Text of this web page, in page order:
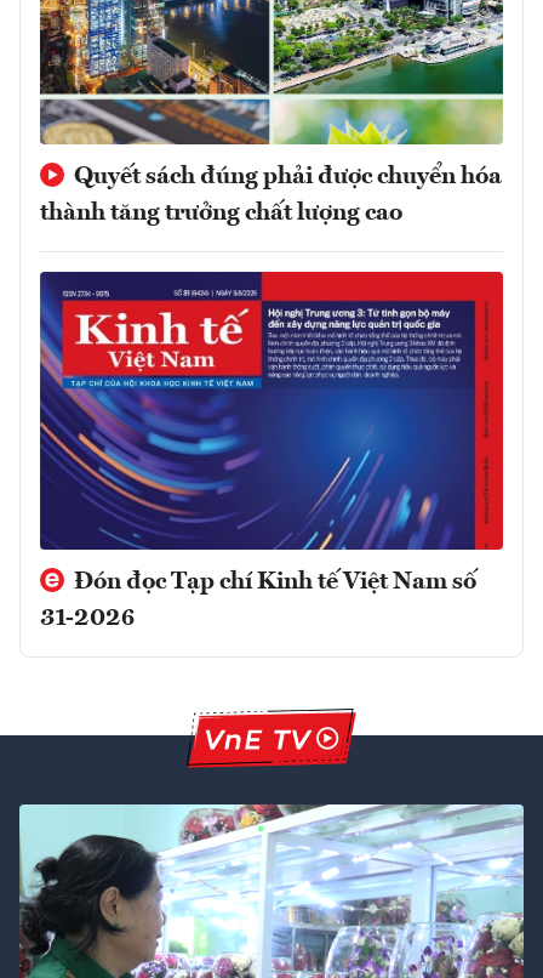
Quyết sách đúng phải được chuyển hóa
thành tăng trưởng chất lượng cao
Đón đọc Tạp chí Kinh tế Việt Nam số
31-2026